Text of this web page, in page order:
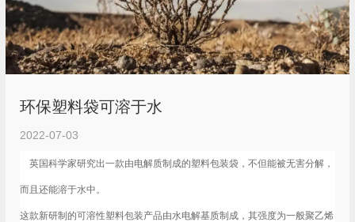
环保塑料袋可溶于水
2022-07-03
英国科学家研究出一款由电解质制成的塑料包装袋，不但能被无害分解，
而且还能溶于水中。
这款新研制的可溶性塑料包装产品由水电解基质制成，其强度为一般聚乙烯